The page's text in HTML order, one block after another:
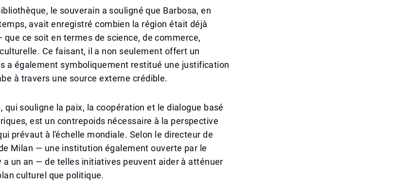
le souverain a souligné que Barbosa, en
avait enregistré combien la région était déjà
que ce soit en termes de science, de commerce,
Ce faisant, il a non seulement offert un
a également symboliquement restitué une justification
à travers une source externe crédible.
qui souligne la paix, la coopération et le dialogue basé
est un contrepoids nécessaire à la perspective
prévaut à l'échelle mondiale. Selon le directeur de
Milan — une institution également ouverte par le
a un an — de telles initiatives peuvent aider à atténuer
culturel que politique.